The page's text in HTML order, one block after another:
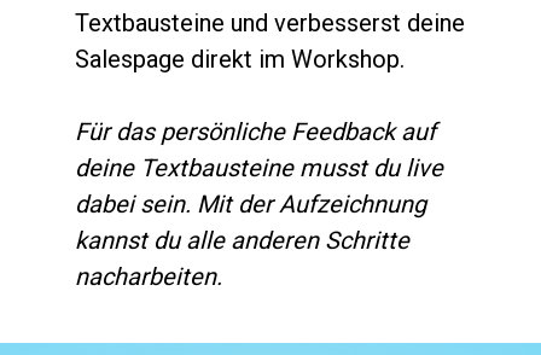
Textbausteine und verbesserst deine
Salespage direkt im Workshop.
Für das persönliche Feedback auf
deine Textbausteine musst du live
dabei sein. Mit der Aufzeichnung
kannst du alle anderen Schritte
nacharbeiten.